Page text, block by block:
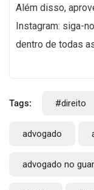
Além disso,
Instagram: siga-
dentro de todas
Tags: #direito
advogado
advogado no